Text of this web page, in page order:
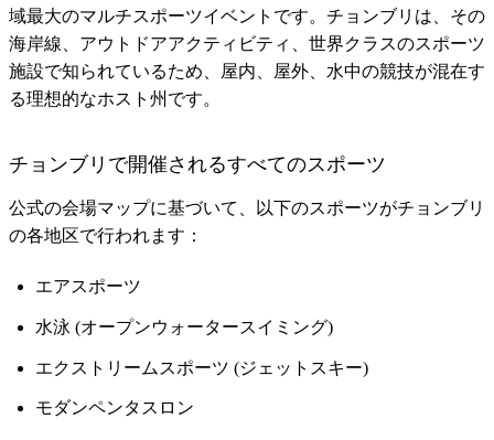
域最大のマルチスポーツイベントです。チョンブリは、その
海岸線、アウトドアアクティビティ、世界クラスのスポーツ
施設で知られているため、屋内、屋外、水中の競技が混在す
る理想的なホスト州です。
チョンブリで開催されるすべてのスポーツ
公式の会場マップに基づいて、以下のスポーツがチョンブリ
の各地区で行われます：
エアスポーツ
水泳 (オープンウォータースイミング)
エクストリームスポーツ (ジェットスキー)
モダンペンタスロン